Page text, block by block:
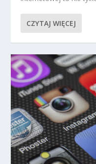
CZYTAJ WIĘCEJ